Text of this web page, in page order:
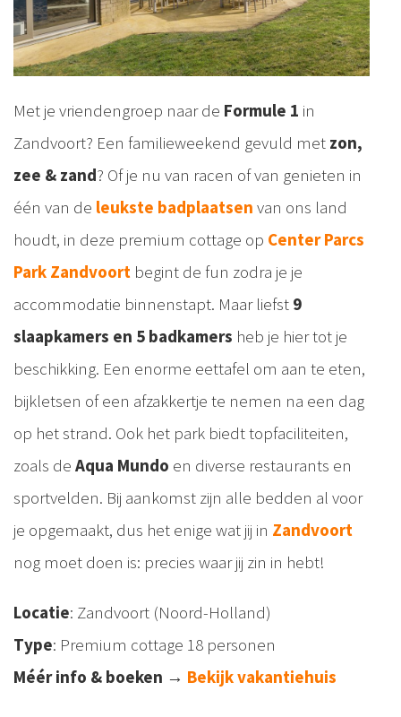
Met je vriendengroep naar de Formule 1 in
Zandvoort? Een familieweekend gevuld met zon,
zee & zand? Of je nu van racen of van genieten in
één van de leukste badplaatsen van ons land
houdt, in deze premium cottage op Center Parcs
Park Zandvoort begint de fun zodra je je
accommodatie binnenstapt. Maar liefst 9
slaapkamers en 5 badkamers heb je hier tot je
beschikking. Een enorme eettafel om aan te eten,
bijkletsen of een afzakkertje te nemen na een dag
op het strand. Ook het park biedt topfaciliteiten,
zoals de Aqua Mundo en diverse restaurants en
sportvelden. Bij aankomst zijn alle bedden al voor
je opgemaakt, dus het enige wat jij in Zandvoort
nog moet doen is: precies waar jij zin in hebt!
Locatie: Zandvoort (Noord-Holland)
Type: Premium cottage 18 personen
Méér info & boeken → Bekijk vakantiehuis